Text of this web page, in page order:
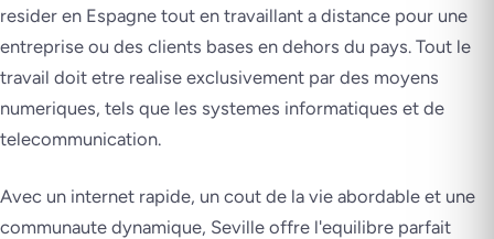
resider en Espagne tout en travaillant a distance pour une
entreprise ou des clients bases en dehors du pays. Tout le
travail doit etre realise exclusivement par des moyens
numeriques, tels que les systemes informatiques et de
telecommunication.
Avec un internet rapide, un cout de la vie abordable et une
communaute dynamique, Seville offre l'equilibre parfait